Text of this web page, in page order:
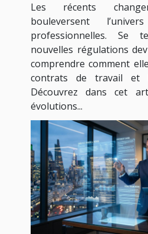
Les récents
bouleversent
professionnelles. Se
nouvelles régulations
comprendre comment
contrats de travail et
Découvrez dans cet
évolutions...